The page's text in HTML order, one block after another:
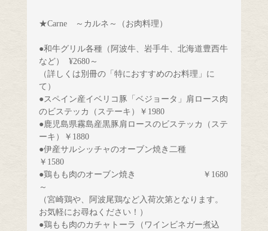
★Carne　～カルネ～（お肉料理）
●和牛グリル各種（阿波牛、岩手牛、北海道豊西牛
など）
（詳しくは別冊の「特におすすめのお料理」に
て）
●スペイン産イベリコ豚「ベジョータ」肩ロース肉
のビステッカ（ステーキ）￥1980
●鹿児島県霧島産黒豚肩ロースのビステッカ（ステ
ーキ）￥1880
●伊産サルシッチャのオーブン焼き二種
￥1580
●鶏もも肉のオーブン焼き　　　　　　　　￥1680
（宮崎鶏や、阿波尾鶏など入荷次第となります。
お気軽にお尋ねください！）
●鶏もも肉のカチャトーラ（ワインビネガー煮込